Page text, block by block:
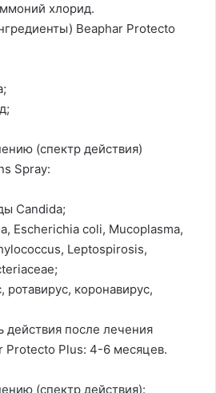
хлорид.
Beaphar Protecto
(спектр действия)
Spray:
Candida;
Escherichia coli, Mucoplasma,
Leptospirosis,
ротавирус, коронавирус,
действия после лечения
Protecto Plus: 4-6 месяцев.
(спектр действия):